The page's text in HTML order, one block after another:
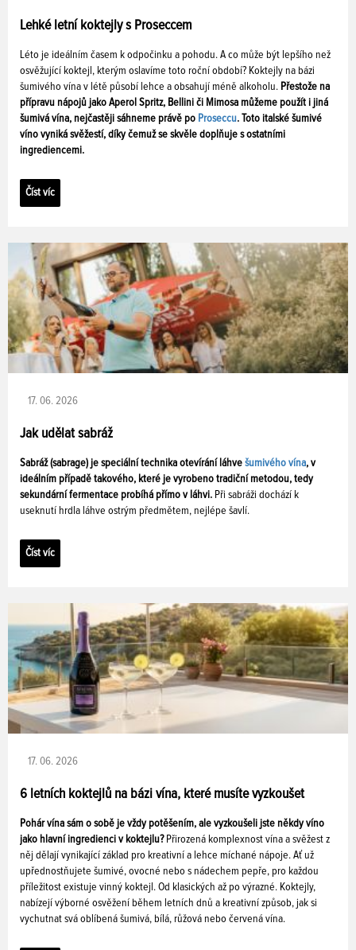
Lehké letní koktejly s Proseccem
Léto je ideálním časem k odpočinku a pohodu. A co může být lepšího než
osvěžující koktejl, kterým oslavíme toto roční období? Koktejly na bázi
šumivého vína v létě působí lehce a obsahují méně alkoholu. Přestože na
přípravu nápojů jako Aperol Spritz, Bellini či Mimosa můžeme použít i jiná
šumivá vína, nejčastěji sáhneme právě po Proseccu. Toto italské šumivé
víno vyniká svěžestí, díky čemuž se skvěle doplňuje s ostatními
ingrediencemi.
Číst víc
17. 06. 2026
Jak udělat sabráž
Sabráž (sabrage) je speciální technika otevírání láhve šumivého vína, v
ideálním případě takového, které je vyrobeno tradiční metodou, tedy
sekundární fermentace probíhá přímo v láhvi. Při sabráži dochází k
useknutí hrdla láhve ostrým předmětem, nejlépe šavlí.
Číst víc
17. 06. 2026
6 letních koktejlů na bázi vína, které musíte vyzkoušet
Pohár vína sám o sobě je vždy potěšením, ale vyzkoušeli jste někdy víno
jako hlavní ingredienci v koktejlu? Přirozená komplexnost vína a svěžest z
něj dělají vynikající základ pro kreativní a lehce míchané nápoje. Ať už
upřednostňujete šumivé, ovocné nebo s nádechem pepře, pro každou
příležitost existuje vinný koktejl. Od klasických až po výrazné. Koktejly,
nabízejí výborné osvěžení během letních dnů a kreativní způsob, jak si
vychutnat svá oblíbená šumivá, bílá, růžová nebo červená vína.